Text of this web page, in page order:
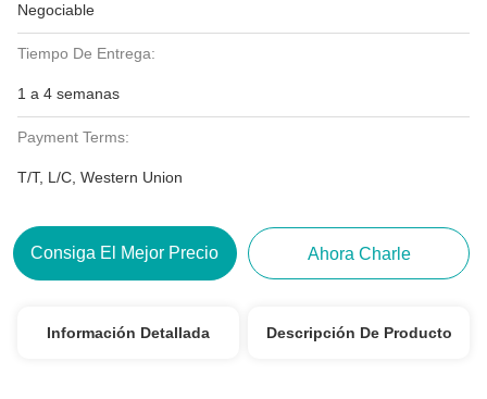
Negociable
Tiempo De Entrega:
1 a 4 semanas
Payment Terms:
T/T, L/C, Western Union
Consiga El Mejor Precio Ahora Charle
Información Detallada Descripción De Producto